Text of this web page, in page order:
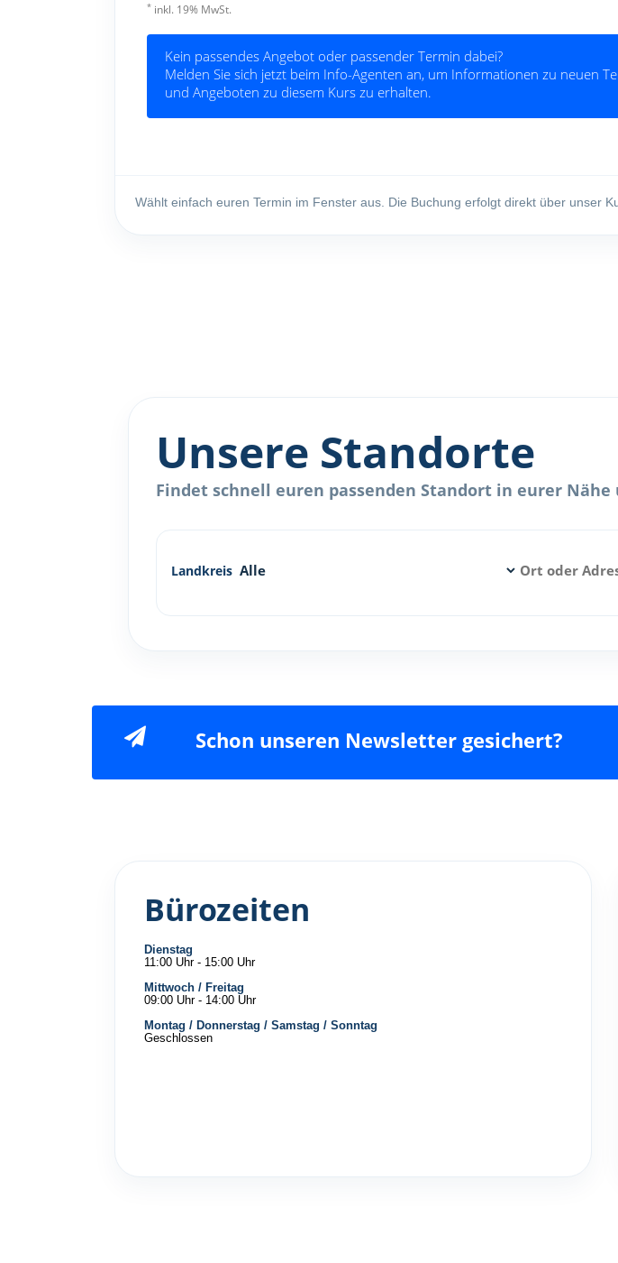
Wählt einfach euren Termin im Fenster aus. Die Buchung erfolgt direkt über unser
Unsere Standorte
Findet schnell euren passenden Standort in eurer
Landkreis
Schon unseren Newsletter gesichert?
Bürozeiten
Dienstag
11:00 Uhr - 15:00 Uhr
Mittwoch / Freitag
09:00 Uhr - 14:00 Uhr
Montag / Donnerstag / Samstag / Sonntag
Geschlossen